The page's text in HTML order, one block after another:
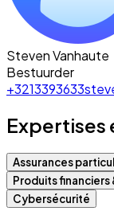
Steven Vanhaute
Bestuurder
+3213393633
Expertises
Assurances
Produits financiers
Cybersécurité